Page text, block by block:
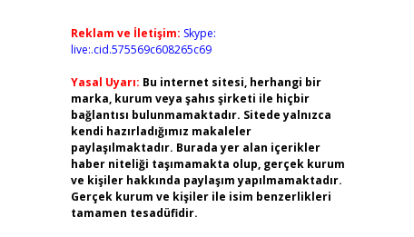
Reklam ve İletişim: Skype:
live:.cid.575569c608265c69
Yasal Uyarı: Bu internet sitesi, herhangi bir
marka, kurum veya şahıs şirketi ile hiçbir
bağlantısı bulunmamaktadır. Sitede yalnızca
kendi hazırladığımız makaleler
paylaşılmaktadır. Burada yer alan içerikler
haber niteliği taşımamakta olup, gerçek kurum
ve kişiler hakkında paylaşım yapılmamaktadır.
Gerçek kurum ve kişiler ile isim benzerlikleri
tamamen tesadüfidir.